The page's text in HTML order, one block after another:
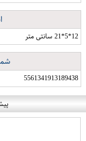
12*5*21 سانتی متر
5561341913189438